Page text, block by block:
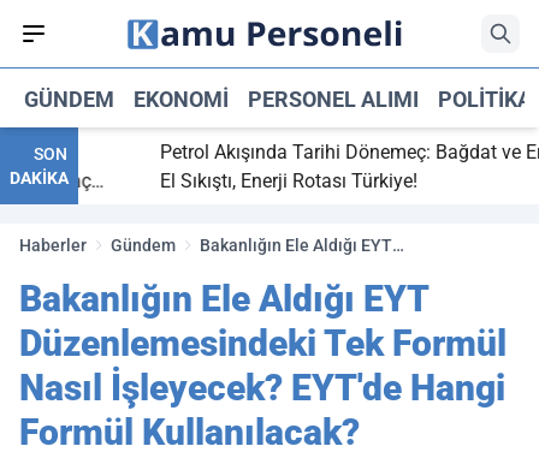
GÜNDEM EKONOMI PERSONEL ALIMI POLITIKA
SON
DAKİKA
bitti,
maç
Petrol Akışında Tarihi Dönemeç: Bağdat ve Erbil
El Sıkıştı, Enerji Rotası Türkiye!
Haberler Gündem
Bakanlığın Ele Aldığı EYT
İşleyecek? EYT'de Hangi Formül
Kullanılacak?
Bakanlığın Ele Aldığı EYT
Düzenlemesindeki Tek Formül
Nasıl İşleyecek? EYT'de Hangi
Formül Kullanılacak?